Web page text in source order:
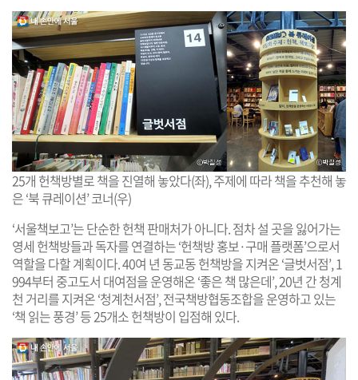
25개 헌책방별로 책을 진열해 놓았다(좌), 주제에 따라 책을 추천해 놓
은 ‘북 큐레이션’ 코너(우)
‘서울책보고’는 단순한 헌책 판매처가 아니다. 점차 설 곳을 잃어가는
영세 헌책방들과 독자를 연결하는 ‘헌책방 홍보·구매 플랫폼’으로서
역할을 다할 계획이다. 40여 년 동교동 헌책방을 지켜온 ‘글벗서점’, 1
994부터 중고도서 대여점을 운영해온 ‘좋은 책 많은데’, 20년 간 청계
천 거리를 지켜온 ‘청계천서점’, 전국책방협동조합을 운영하고 있는
‘책 읽는 풍경’ 등 25개소 헌책방이 입점해 있다.